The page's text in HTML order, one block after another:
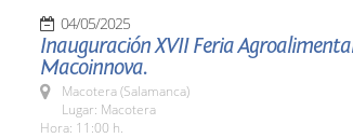
04/05/2025
Inauguración XVII Feria
Macoinnova.
Macotera (Salamanca)
Lugar: Macotera
Hora: 11:00 h.